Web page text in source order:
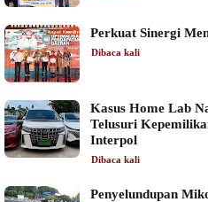
Perkuat Sinergi
Dibaca kali
Kasus Home Lab
Telusuri
Interpol
Dibaca kali
Penyelundupan